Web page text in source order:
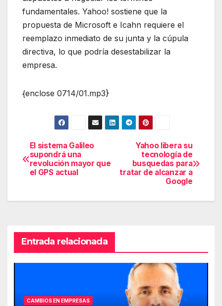
fundamentales. Yahoo! sostiene que la
propuesta de Microsoft e Icahn requiere el
reemplazo inmediato de su junta y la cúpula
directiva, lo que podría desestabilizar la
empresa.
{enclose 0714/01.mp3}
Navegación
de
Yahoo libera su
tecnología de
busquedas para
tratar de alcanzar a
Google
El sistema Galileo
supondrá una
revolución mayor que
el GPS actual
Entrada relacionada
CAMBIOS EN EMPRESAS